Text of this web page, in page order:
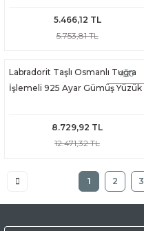
5.466,12 TL
5.753,81 TL
%30
Labradorit Taşlı Osmanlı Tuğra
İşlemeli 925 Ayar Gümüş Yüzük
8.729,92 TL
12.471,32 TL
1 2 3